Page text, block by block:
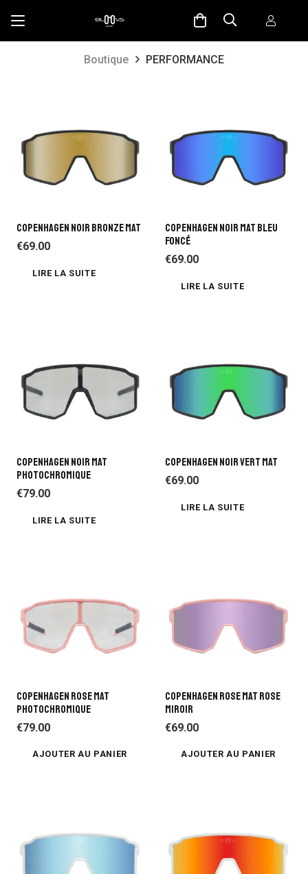
Boutique PERFORMANCE
COPENHAGEN NOIR BRONZE MAT
€69.00
LIRE LA SUITE
COPENHAGEN NOIR MAT BLEU
FONCÉ
€69.00
LIRE LA SUITE
COPENHAGEN NOIR MAT
PHOTOCHROMIQUE
€79.00
LIRE LA SUITE
COPENHAGEN NOIR VERT MAT
€69.00
LIRE LA SUITE
COPENHAGEN ROSE MAT
PHOTOCHROMIQUE
€79.00
AJOUTER AU PANIER
COPENHAGEN ROSE MAT ROSE
MIROIR
€69.00
AJOUTER AU PANIER